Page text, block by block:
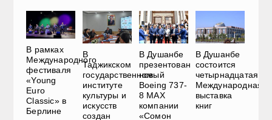
В рамках
Международного
фестиваля
«Young
Euro
Classic» в
Берлине
В
Таджикском
государственном
институте
культуры и
искусств
создан
В Душанбе
презентован
новый
Boeing 737-
8 MAX
компании
«Сомон
В Душанбе
состоится
четырнадцатая
Международная
выставка
книг